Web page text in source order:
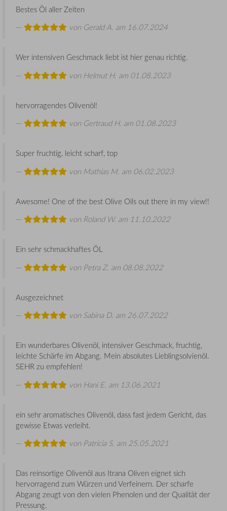
Bestes Öl aller Zeiten
von Gerald A. am 16.07.2024
Wer intensiven Geschmack liebt ist hier genau richtig.
von Helmut H. am 01.08.2023
hervorragendes Olivenöl!
von Gertraud H. am 01.08.2023
Super fruchtig, leicht scharf, top
von Mathias M. am 06.02.2023
Awesome! One of the best Olive Oils out there in my view!!
von Roland W. am 11.10.2022
Ein sehr schmackhaftes ÖL
von Petra Z. am 08.08.2022
Ausgezeichnet
von Sabina D. am 26.07.2022
Ein wunderbares Olivenöl, intensiver Geschmack, fruchtig,
leichte Schärfe im Abgang. Mein absolutes Lieblingsolvienöl.
SEHR zu empfehlen!
von Hani E. am 13.06.2021
ein sehr aromatisches Olivenöl, dass fast jedem Gericht, das
gewisse Etwas verleiht.
von Patricia S. am 25.05.2021
Das reinsortige Olivenöl aus Itrana Oliven eignet sich
hervorragend zum Würzen und Verfeinern. Der scharfe
Abgang zeugt von den vielen Phenolen und der Qualität der
Pressung.